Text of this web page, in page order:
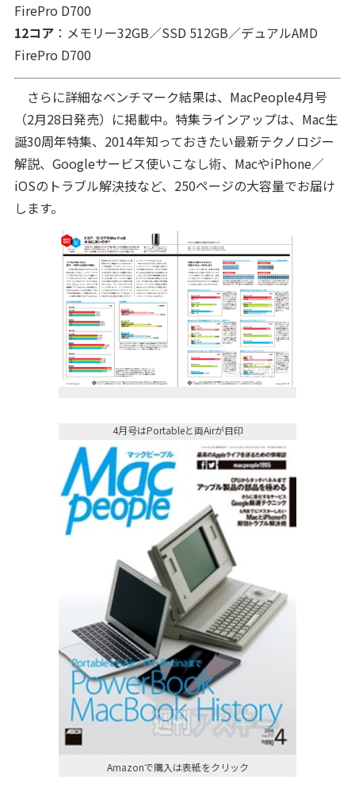
FirePro D700
12コア：メモリー32GB／SSD 512GB／デュアルAMD
FirePro D700
さらに詳細なベンチマーク結果は、 MacPeople4月号
（2月28日発売）に掲載中。特集ラインアップは、Mac生
誕30周年特集、2014年知っておきたい最新テクノロジー
解説、Googleサービス使いこなし術、MacやiPhone／
iOSのトラブル解決技など、250ページの大容量でお届け
します。
4月号はPortableと両Airが目印
Amazonで購入は表紙をクリック